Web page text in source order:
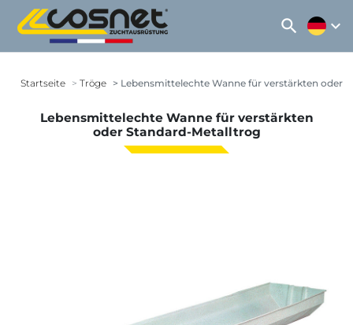
search expand_more
Startseite Tröge Lebensmittelechte Wanne für verstärkten oder
Lebensmittelechte Wanne für verstärkten
oder Standard-Metalltrog